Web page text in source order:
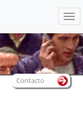
Contacto